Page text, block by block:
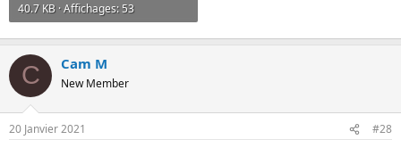
40.7 KB · Affichages: 53
C Cam M
New Member
20 Janvier 2021 #28